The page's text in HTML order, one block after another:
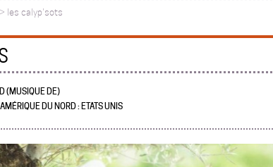
les calyp'sots
(MUSIQUE DE)
DU NORD : ETATS UNIS